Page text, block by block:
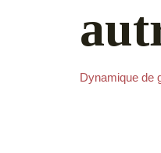
Dynamique de